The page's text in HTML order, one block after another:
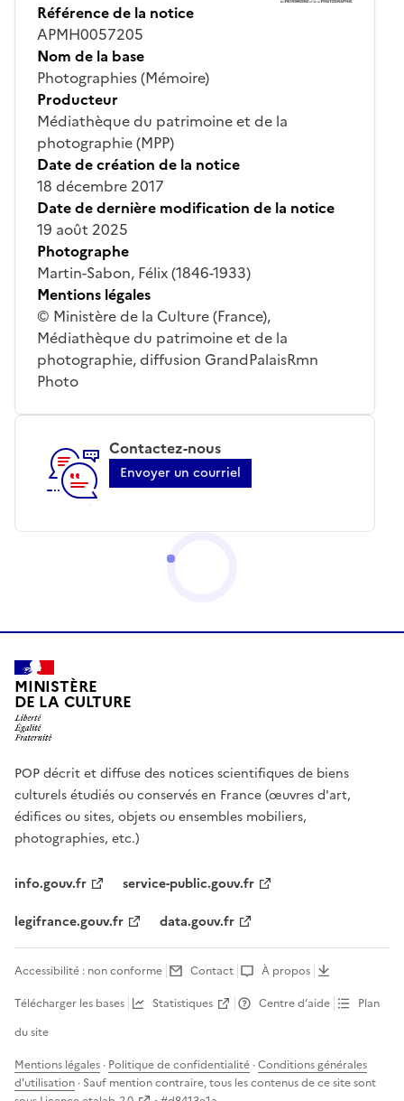
Référence de la notice
APMH0057205
Nom de la base
Photographies (Mémoire)
Producteur
Médiathèque du patrimoine et de la
photographie (MPP)
Date de création de la notice
18 décembre 2017
Date de dernière modification de la notice
19 août 2025
Photographe
Martin-Sabon, Félix (1846-1933)
Mentions légales
© Ministère de la Culture (France),
Médiathèque du patrimoine et de la
photographie, diffusion GrandPalaisRmn
Photo
Contactez-nous
Envoyer un courriel
MINISTÈRE
DE LA CULTURE
POP décrit et diffuse des notices scientifiques de biens
culturels étudiés ou conservés en France (œuvres d'art,
édifices ou sites, objets ou ensembles mobiliers,
photographies, etc.)
info.gouv.fr
service-public.gouv.fr
legifrance.gouv.fr
data.gouv.fr
Accessibilité : non conforme Contact
À propos
Télécharger les bases
Statistiques Centre d’aide
Plan
du site
Mentions légales · Politique de confidentialité ·Conditions générales
d'utilisation · Sauf mention contraire, tous les contenus de ce site sont